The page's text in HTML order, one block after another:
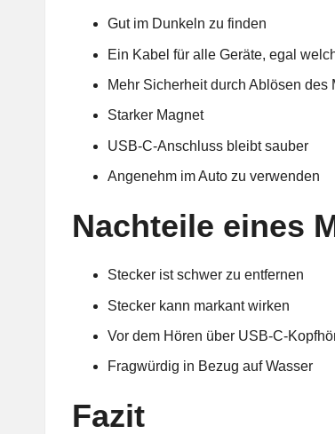
Gut im Dunkeln zu finden
Ein Kabel für alle Geräte, egal
Mehr Sicherheit durch Ablösen
Starker Magnet
USB-C-Anschluss bleibt sauber
Angenehm im Auto zu verwenden
Nachteile eines
Stecker ist schwer zu entfernen
Stecker kann markant wirken
Vor dem Hören über USB-C-
Fragwürdig in Bezug auf Wasser
Fazit